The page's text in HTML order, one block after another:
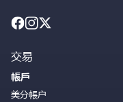
交易
帳戶
美分帳户